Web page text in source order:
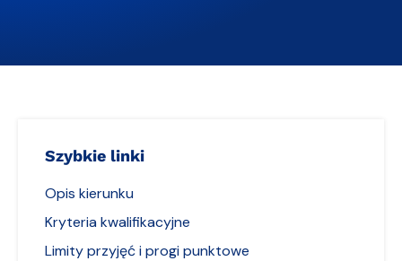
Szybkie linki
Opis kierunku
Kryteria kwalifikacyjne
Limity przyjęć i progi punktowe